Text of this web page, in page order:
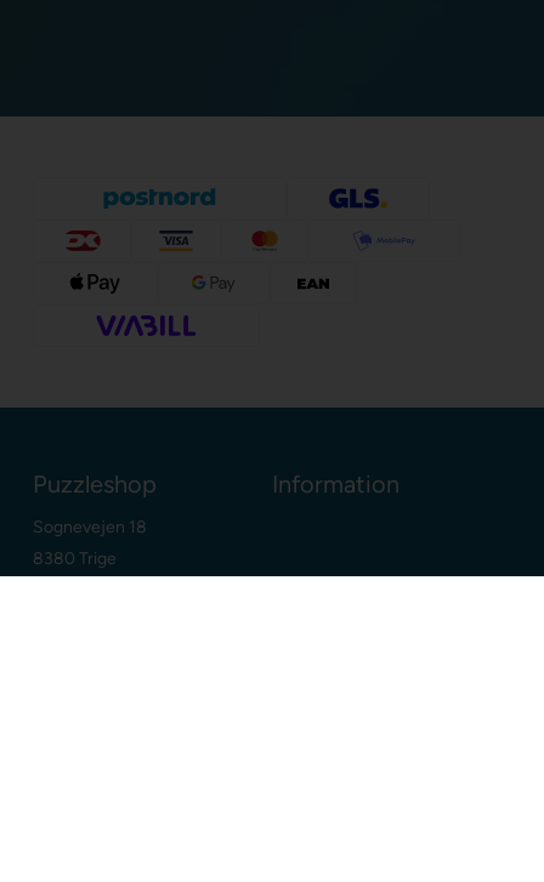
Puzzleshop
Sognevejen 18
8380 Trige
Information